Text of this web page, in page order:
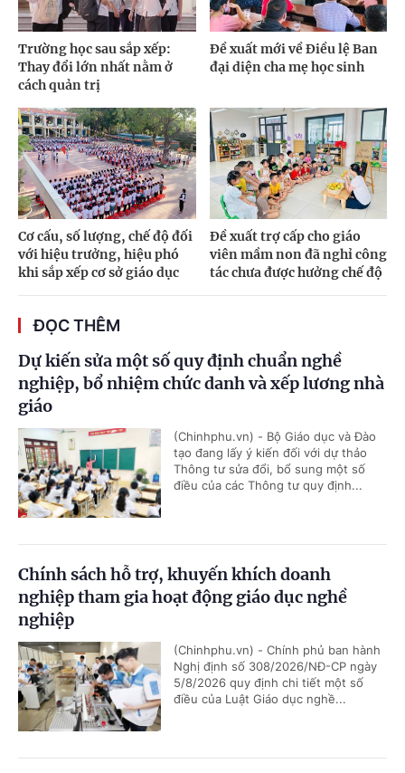
Trường học sau sắp xếp:
Thay đổi lớn nhất nằm ở
cách quản trị
Đề xuất mới về Điều lệ Ban
đại diện cha mẹ học sinh
Cơ cấu, số lượng, chế độ đối
với hiệu trưởng, hiệu phó
khi sắp xếp cơ sở giáo dục
Đề xuất trợ cấp cho giáo
viên mầm non đã nghỉ công
tác chưa được hưởng chế độ
ĐỌC THÊM
Dự kiến sửa một số quy định chuẩn nghề
nghiệp, bổ nhiệm chức danh và xếp lương nhà
giáo
(Chinhphu.vn) - Bộ Giáo dục và Đào
tạo đang lấy ý kiến đối với dự thảo
Thông tư sửa đổi, bổ sung một số
điều của các Thông tư quy định...
Chính sách hỗ trợ, khuyến khích doanh
nghiệp tham gia hoạt động giáo dục nghề
nghiệp
(Chinhphu.vn) - Chính phủ ban hành
Nghị định số 308/2026/NĐ-CP ngày
5/8/2026 quy định chi tiết một số
điều của Luật Giáo dục nghề...